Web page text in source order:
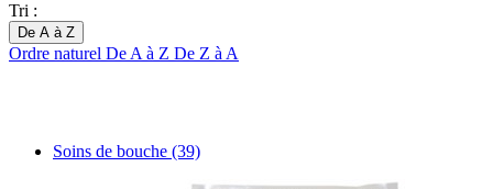
Tri :
De A à Z
Ordre naturel De A à Z De Z à A
Soins de bouche (39)